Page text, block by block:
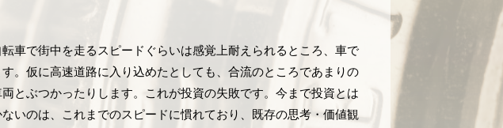
車で街中を走るスピードぐらいは感覚上耐えられるところ、車で
。仮に高速道路に入り込めたとしても、合流のところであまりの
とぶつかったりします。これが投資の失敗です。今まで投資とは
いのは、これまでのスピードに慣れており、既存の思考・価値観